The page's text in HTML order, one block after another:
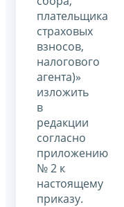
плательщика
страховых
взносов,
налогового
агента)»
изложить
в
редакции
согласно
приложению
№ 2 к
настоящему
приказу.